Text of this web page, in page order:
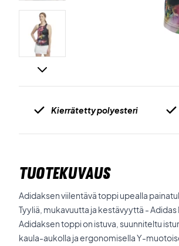
Kierrätetty polyesteri
TUOTEKUVAUS
Adidaksen viilentävä toppi upealla
Tyyliä, mukavuutta ja kestävyyttä -
Adidaksen toppi on istuva, suunniteltu
kaula-aukolla ja ergonomisella Y-